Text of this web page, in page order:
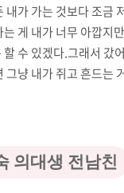
내가 가는 것보다 조금
게 내가 너무 아깝지
수 있겠다.그래서 갔
그냥 내가 쥐고 흔드는
의대생 전남친